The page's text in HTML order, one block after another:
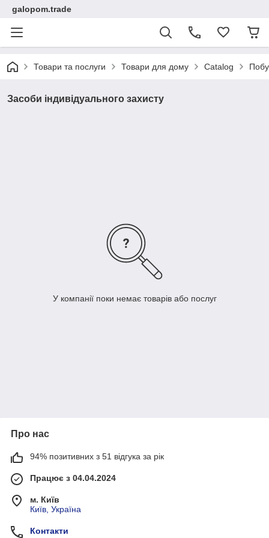
galopom.trade
Товари та послуги Товари для дому Catalog
Засоби індивідуального захисту
У компанії поки немає товарів або послуг
Про нас
94% позитивних з 51 відгука за рік
Працює з 04.04.2024
м. Київ
Київ, Україна
Контакти